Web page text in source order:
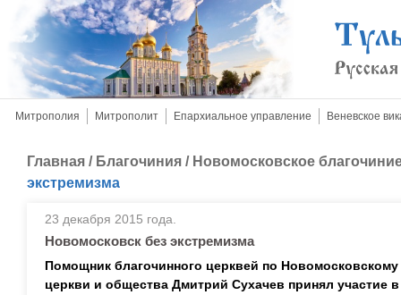
Митрополия Митрополит Епархиальное управление Веневское
Главная / Благочиния / Новомосковское
экстремизма
23 декабря 2015 года.
Новомосковск без экстремизма
Помощник благочинного церквей по
церкви и общества Дмитрий Сухачев принял участие